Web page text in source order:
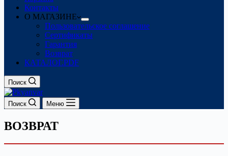
Контакты
О МАГАЗИНЕ
Пользовательское соглашение
Сертификаты
Гарантия
Возврат
КАТАЛОГ.PDF
Поиск
Поиск Меню
ВОЗВРАТ